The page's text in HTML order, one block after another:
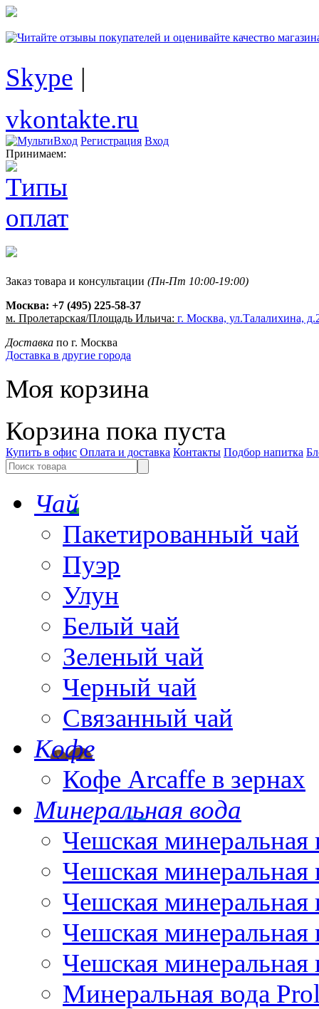
Skype |
vkontakte.ru
Регистрация Вход
Принимаем:
Заказ товара и консультации (Пн-Пт 10:00-19:00)
Москва: +7 (495) 225-58-37
м. Пролетарская/Площадь Ильича: г. Москва, ул.Талалихина,
Доставка по г. Москва
Доставка в другие города
Моя корзина
Корзина пока пуста
Купить в офис Оплата и доставка Контакты Подбор напитка
Чай
Пакетированный чай
Пуэр
Улун
Белый чай
Зеленый чай
Черный чай
Связанный чай
Кофе
Кофе Arcaffe в зернах
Минеральная вода
Чешская минеральная
Чешская минеральная
Чешская минеральная
Чешская минеральная
Чешская минеральная
Минеральная вода